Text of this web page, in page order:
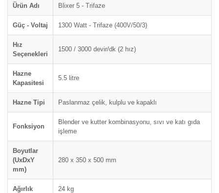
Ürün Adı Blixer 5 - Trifaze
Güç - Voltaj 1300 Watt - Trifaze (400V/50/3)
Hız
Seçenekleri
1500 / 3000 devir/dk (2 hız)
Hazne
Kapasitesi
5.5 litre
Hazne Tipi Paslanmaz çelik, kulplu ve kapaklı
Fonksiyon
Blender ve kutter kombinasyonu, sıvı ve katı gıda
işleme
Boyutlar
(UxDxY
mm)
280 x 350 x 500 mm
Ağırlık 24 kg